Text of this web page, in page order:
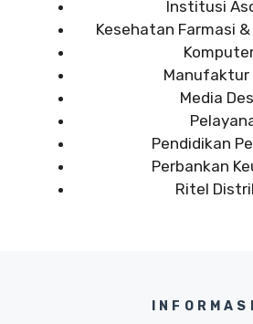
Institusi
Kesehatan Farmasi
Manufaktur
Media
Pendidikan
Perbankan
Ritel
INFORMASI